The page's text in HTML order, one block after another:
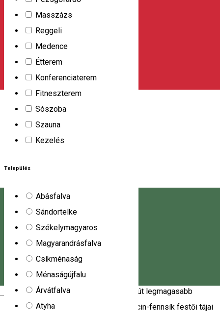
Magyar
Masszázs
Reggeli
Medence
Étterem
Konferenciaterem
Fitneszterem
Sószoba
Szauna
Kezelés
Település
Abásfalva
Sándortelke
Székelymagyaros
Magyarandrásfalva
Csíkménaság
Ménaságújfalu
Árvátfalva
Atyha
veszik körül. A menedékház összesen 47 ember
elszállásolására alkalmas. A háznak 250 fő befogadására
alkalmas étterme is van, így a szolgáltatások közé tartozik a
rendezvények és ünnepi összejövetelek szervezése is.
DN 15, Km 10, Toplita, Romania, 535700
Kemping
Fenyő Kemping
Kemping
Bucin Kemping a Görgényi-havasok természetes
környezetében várja vendégeit, távol a városok nyüzsgésétől.
1276 méteres tengerszint feletti magasságban, a
Gyergyószentmiklós és Parajd közötti út legmagasabb
pontján, fenyvesek árnyékában és a Bucin-fennsík festői tájai